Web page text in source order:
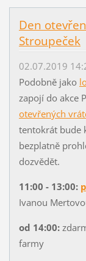
Den
Stroupeček
02.07.2019
Podobně jako
zapojí do akce
otevřených
tentokrát bude
bezplatně
dozvědět.
11:00 - 13:00:
Ivanou
od 14:00:
farmy